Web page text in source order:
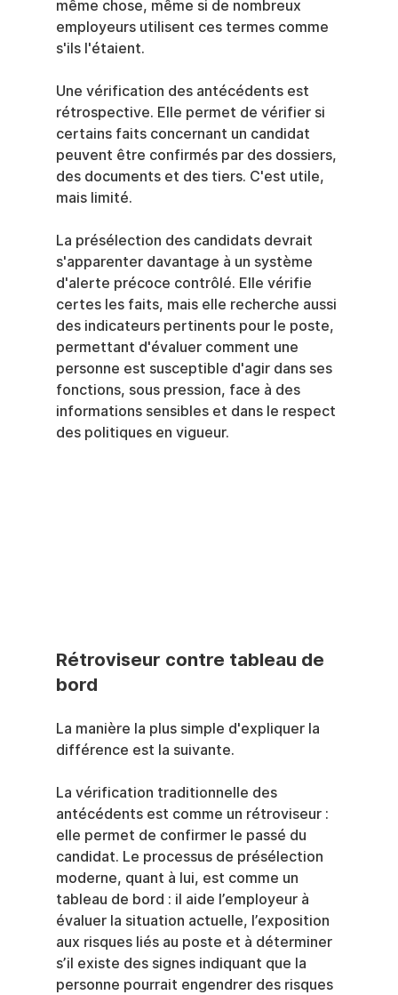
même chose, même si de nombreux
employeurs utilisent ces termes comme
s'ils l'étaient.
Une vérification des antécédents est
rétrospective. Elle permet de vérifier si
certains faits concernant un candidat
peuvent être confirmés par des dossiers,
des documents et des tiers. C'est utile,
mais limité.
La présélection des candidats devrait
s'apparenter davantage à un système
d'alerte précoce contrôlé. Elle vérifie
certes les faits, mais elle recherche aussi
des indicateurs pertinents pour le poste,
permettant d'évaluer comment une
personne est susceptible d'agir dans ses
fonctions, sous pression, face à des
informations sensibles et dans le respect
des politiques en vigueur.
Rétroviseur contre tableau de
bord
La manière la plus simple d'expliquer la
différence est la suivante.
La vérification traditionnelle des
antécédents est comme un rétroviseur :
elle permet de confirmer le passé du
candidat. Le processus de présélection
moderne, quant à lui, est comme un
tableau de bord : il aide l’employeur à
évaluer la situation actuelle, l’exposition
aux risques liés au poste et à déterminer
s’il existe des signes indiquant que la
personne pourrait engendrer des risques